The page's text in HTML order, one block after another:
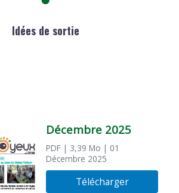
Idées de sortie
Décembre 2025
PDF | 3,39 Mo | 01
Décembre 2025
Télécharger